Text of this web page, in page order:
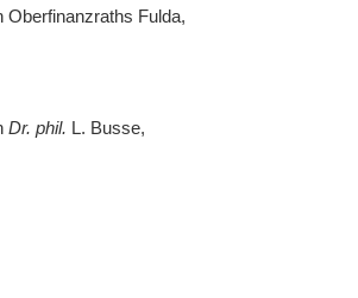
Oberfinanzraths Fulda,
Dr. phil. L. Busse,